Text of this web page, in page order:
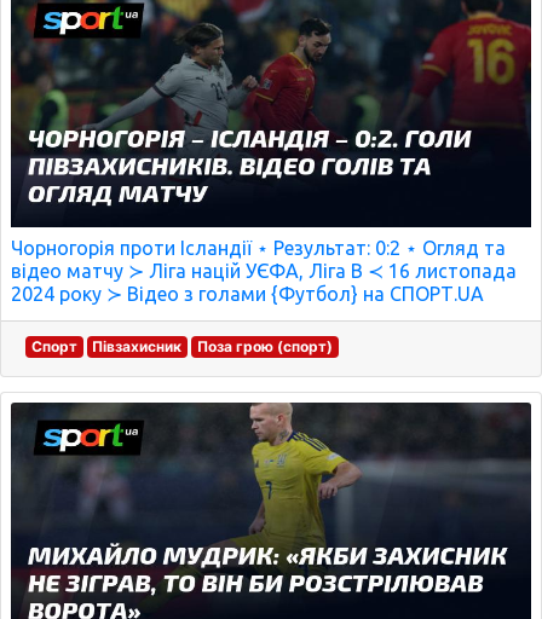
Чорногорія проти Ісландії ⋆ Результат: 0:2 ⋆ Огляд та
відео матчу ≻ Ліга націй УЄФА, Ліга B ≺ 16 листопада
2024 року ≻ Відео з голами {Футбол} на СПОРТ.UA
Спорт Півзахисник Поза грою (спорт)